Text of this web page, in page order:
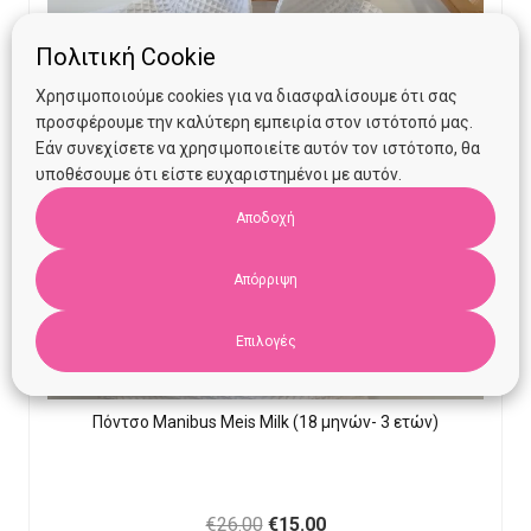
Πόντσο Manibus Meis Milk (18 μηνών- 3 ετών)
€26.00 Original
€15.00Current
Πολιτική Cookie
Χρησιμοποιούμε cookies για να διασφαλίσουμε ότι σας
προσφέρουμε την καλύτερη εμπειρία στον ιστότοπό μας.
Εάν συνεχίσετε να χρησιμοποιείτε αυτόν τον ιστότοπο, θα
υποθέσουμε ότι είστε ευχαριστημένοι με αυτόν.
Αποδοχή
Απόρριψη
Επιλογές